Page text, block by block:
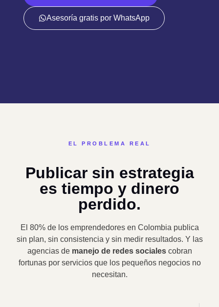
Asesoría gratis por WhatsApp
EL PROBLEMA REAL
Publicar sin estrategia
es tiempo y dinero
perdido.
El 80% de los emprendedores en Colombia publica
sin plan, sin consistencia y sin medir resultados. Y las
agencias de manejo de redes socialescobran
fortunas por servicios que los pequeños negocios no
necesitan.